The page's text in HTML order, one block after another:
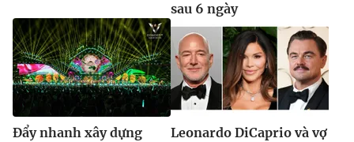
sau 6 ngày
Đẩy nhanh xây dựng
Leonardo DiCaprio và vợ